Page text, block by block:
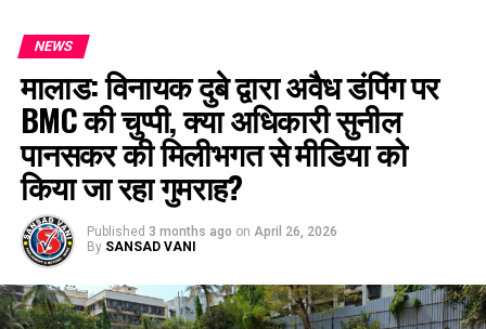
NEWS
मालाड: विनायक दुबे द्वारा अवैध डंपिंग पर
BMC की चुप्पी, क्या अधिकारी सुनील
पानसकर की मिलीभगत से मीडिया को
किया जा रहा गुमराह?
Published 3 months ago on April 26, 2026
By SANSAD VANI